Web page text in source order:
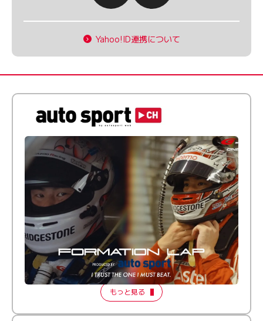
Yahoo!ID連携について
倒す相手を、信じてる。小林利徠斗 × 野村勇斗
【FORMATION LAP Produced by auto sport】
2026 Episode 2
もっと見る